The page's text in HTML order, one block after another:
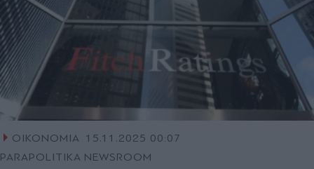
ΟΙΚΟΝΟΜΙΑ 15.11.2025 00:07
PARAPOLITIKA NEWSROOM